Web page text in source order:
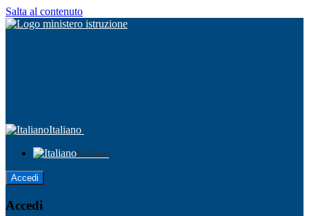
Salta al contenuto
Italiano
Italiano
Accedi
Accedi